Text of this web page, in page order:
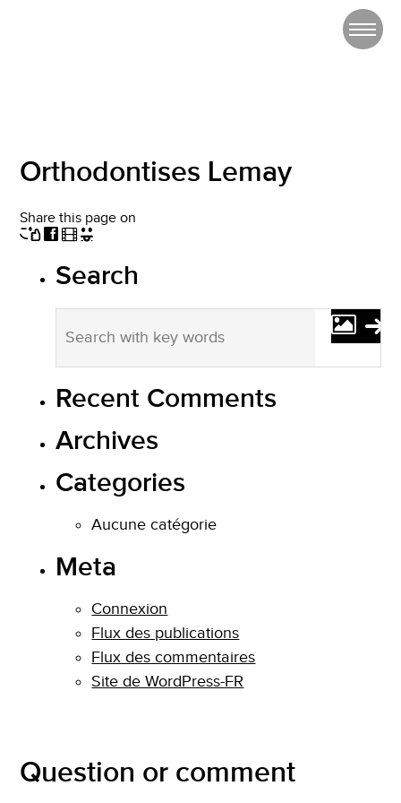
Orthodontises Lemay
Share this page on
Search
Recent Comments
Archives
Categories
Aucune catégorie
Meta
Connexion
Flux des publications
Flux des commentaires
Site de WordPress-FR
Question or comment